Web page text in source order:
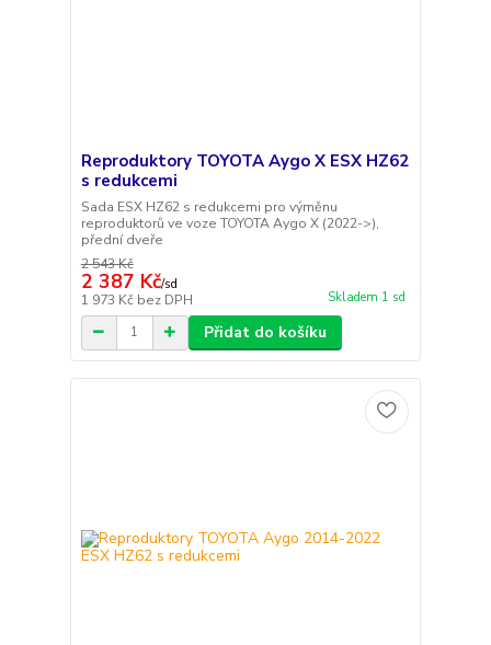
Reproduktory TOYOTA Aygo X ESX HZ62
s redukcemi
Sada ESX HZ62 s redukcemi pro výměnu
reproduktorů ve voze TOYOTA Aygo X (2022->),
přední dveře
2 543 Kč
2 387 Kč/sd
1 973 Kč bez DPH Skladem 1 sd
Přidat do košíku